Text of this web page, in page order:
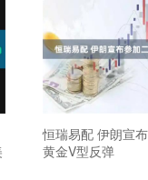
恒瑞易配 伊朗宣
黄金V型反弹